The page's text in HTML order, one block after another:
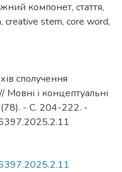
компонет, стаття,
, creative stem, core word,
сполучення
і концептуальні
(78). - С. 204-222. -